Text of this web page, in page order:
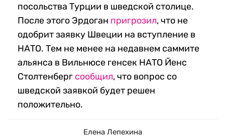
посольства Турции в шведской столице.
После этого Эрдоган пригрозил, что не
одобрит заявку Швеции на вступление в
НАТО. Тем не менее на недавнем саммите
альянса в Вильнюсе генсек НАТО Йенс
Столтенберг сообщил, что вопрос со
шведской заявкой будет решен
положительно.
Елена Лепехина